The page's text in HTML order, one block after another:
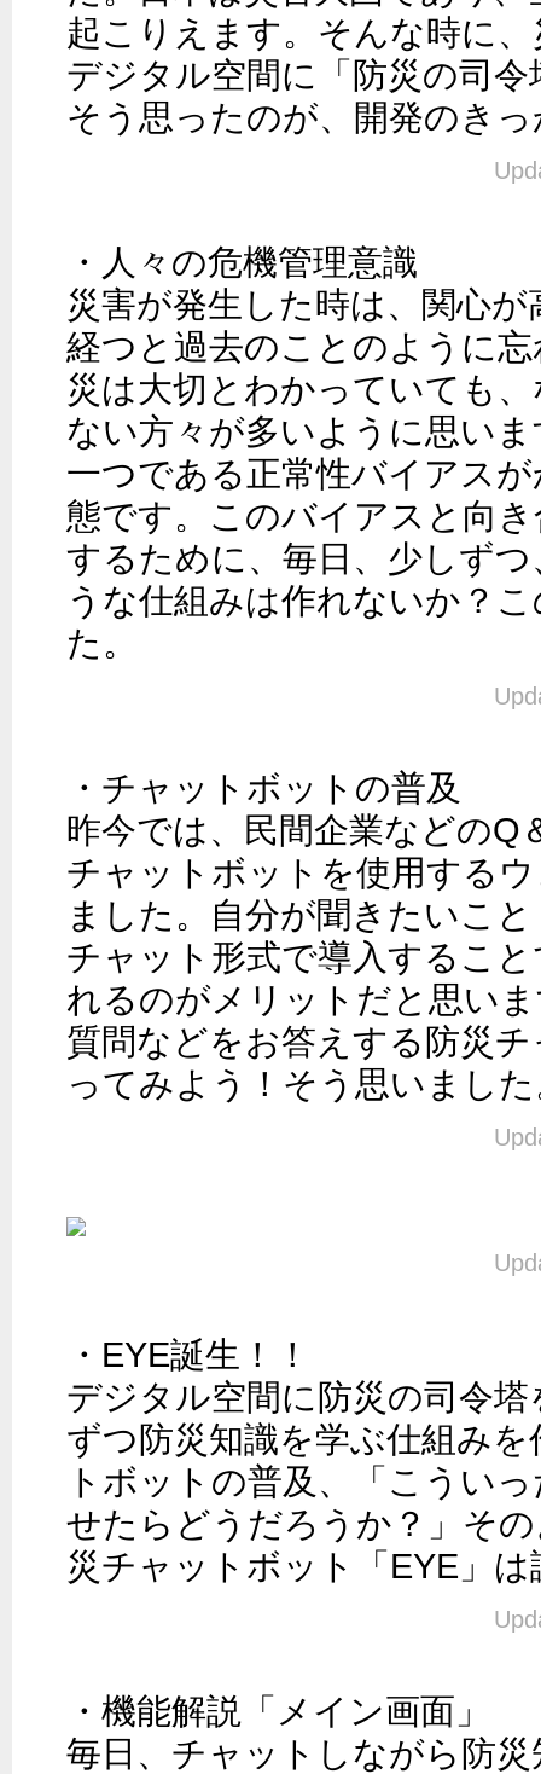
起こりえます。そんな時に
デジタル空間に「防災の司
そう思ったのが、開発のき
・人々の危機管理意識
災害が発生した時は、関心
経つと過去のことのように
災は大切とわかっていても
ない方々が多いように思い
一つである正常性バイアス
態です。このバイアスと向
するために、毎日、少しず
うな仕組みは作れないか？
た。
・チャットボットの普及
昨今では、民間企業などのQ
チャットボットを使用する
ました。自分が聞きたいこ
チャット形式で導入するこ
れるのがメリットだと思い
質問などをお答えする防災
ってみよう！そう思いまし
・EYE誕生！！
デジタル空間に防災の司令
ずつ防災知識を学ぶ仕組み
トボットの普及、「こうい
せたらどうだろうか？」そ
災チャットボット「EYE」
・機能解説「メイン画面」
毎日、チャットしながら防